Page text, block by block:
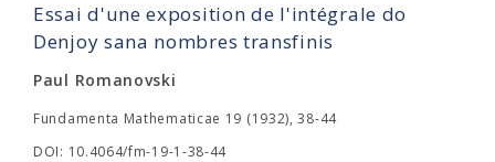
Essai d'une exposition de l'intégrale do
Denjoy sana nombres transfinis
Paul Romanovski
Fundamenta Mathematicae 19 (1932), 38-44
DOI: 10.4064/fm-19-1-38-44